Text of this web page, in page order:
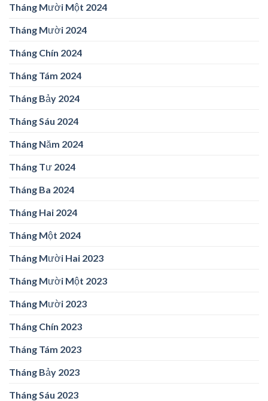
Tháng Mười Một 2024
Tháng Mười 2024
Tháng Chín 2024
Tháng Tám 2024
Tháng Bảy 2024
Tháng Sáu 2024
Tháng Năm 2024
Tháng Tư 2024
Tháng Ba 2024
Tháng Hai 2024
Tháng Một 2024
Tháng Mười Hai 2023
Tháng Mười Một 2023
Tháng Mười 2023
Tháng Chín 2023
Tháng Tám 2023
Tháng Bảy 2023
Tháng Sáu 2023